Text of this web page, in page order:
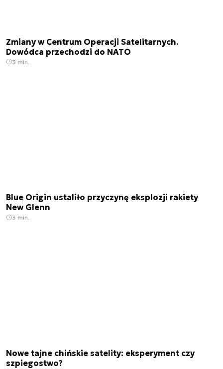
Zmiany w Centrum Operacji Satelitarnych.
Dowódca przechodzi do NATO
3 min.
Blue Origin ustaliło przyczynę eksplozji rakiety
New Glenn
3 min.
Nowe tajne chińskie satelity: eksperyment czy
szpiegostwo?